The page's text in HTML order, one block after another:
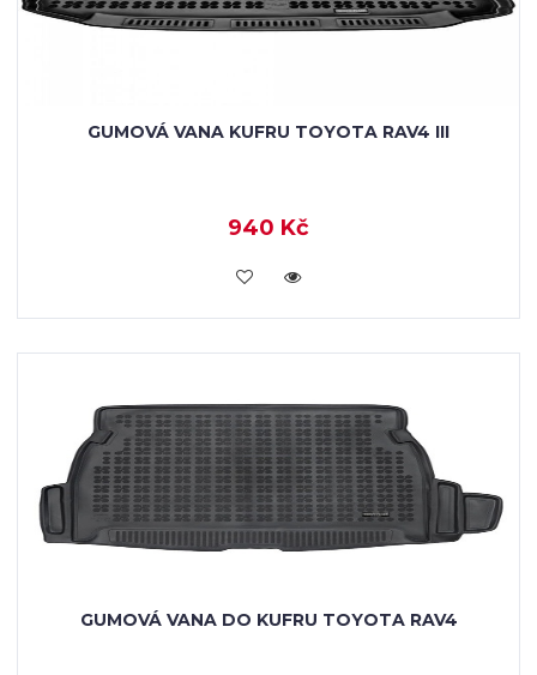
GUMOVÁ VANA KUFRU TOYOTA RAV4 III
940 Kč
KOUPIT
GUMOVÁ VANA DO KUFRU TOYOTA RAV4